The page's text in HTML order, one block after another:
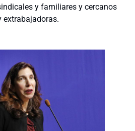
y familiares y cercanos
extrabajadoras.